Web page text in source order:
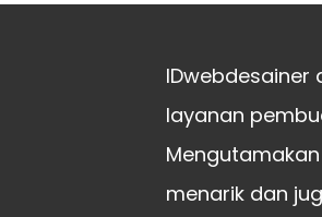
IDwebdesainer
layanan
menarik dan